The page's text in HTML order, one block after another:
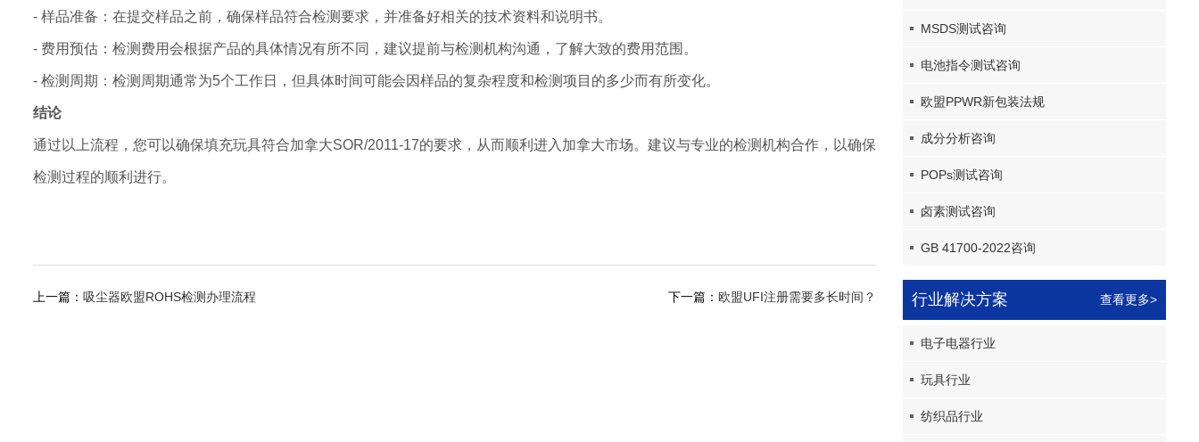
- 样品准备：在提交样品之前，确保样品符合检测要求，并准备好相关的技术资料和说明书。
- 费用预估：检测费用会根据产品的具体情况有所不同，建议提前与检测机构沟通，了解大致的费用范围。
- 检测周期：检测周期通常为5个工作日，但具体时间可能会因样品的复杂程度和检测项目的多少而有所变化。
结论
通过以上流程，您可以确保填充玩具符合加拿大SOR/2011-17的要求，从而顺利进入加拿大市场。建议与专业的检测机构合作，以确保
检测过程的顺利进行。
上一篇： 吸尘器欧盟ROHS检测办理流程 下一篇： 欧盟UFI注册需要多长时间？
MSDS测试咨询
电池指令测试咨询
欧盟PPWR新包装法规
成分分析咨询
POPs测试咨询
卤素测试咨询
GB 41700-2022咨询
行业解决方案 查看更多>
电子电器行业
玩具行业
纺织品行业